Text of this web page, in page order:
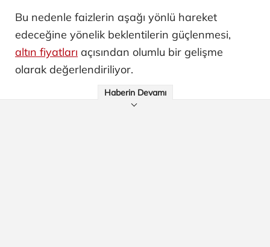
Bu nedenle faizlerin aşağı yönlü hareket
edeceğine yönelik beklentilerin güçlenmesi,
altın fiyatları açısından olumlu bir gelişme
olarak değerlendiriliyor.
Haberin Devamı